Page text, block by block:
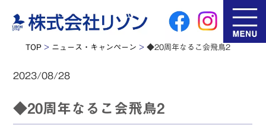
TOP > ニュース・キャンペーン >◆20周年なるこ会飛鳥2
2023/08/28
◆20周年なるこ会飛鳥2